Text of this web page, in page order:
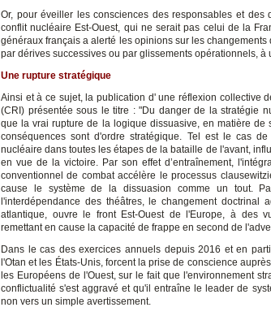
Or, pour éveiller les consciences des responsables et des
conflit nucléaire Est-Ouest, qui ne serait pas celui de la
généraux français a alerté les opinions sur les
par dérives successives ou par glissements opérationnels, à
Une rupture stratégique
Ainsi et à ce sujet, la publication d' une réflexion collective
(CRI) présentée sous le titre : "Du danger de la stratégie
que la vrai rupture de la logique dissuasive, en matière de
conséquences sont d'ordre stratégique. Tel est le cas
nucléaire dans toutes les étapes de la bataille de l'avant,
en vue de la victoire. Par son effet d’entraînement,
conventionnel de combat accélère le processus
cause le système de la dissuasion comme un tout.
l'interdépendance des théâtres, le changement doctrinal
atlantique, ouvre le front Est-Ouest de l'Europe, à des
remettant en cause la capacité de frappe en second de
Dans le cas des exercices annuels depuis 2016 et en
l'Otan et les États-Unis, forcent la prise de conscience
les Européens de l'Ouest, sur le fait que l'environnement
conflictualité s'est aggravé et qu'il entraîne le leader de
non vers un simple avertissement.